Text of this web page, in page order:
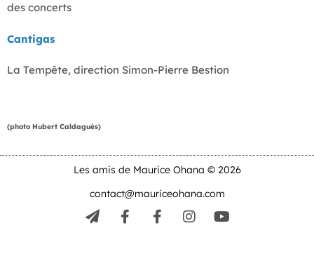
des concerts
Cantigas
La Tempête, direction Simon-Pierre Bestion
(photo Hubert Caldaguès)
Les amis de Maurice Ohana © 2026
contact@mauriceohana.com